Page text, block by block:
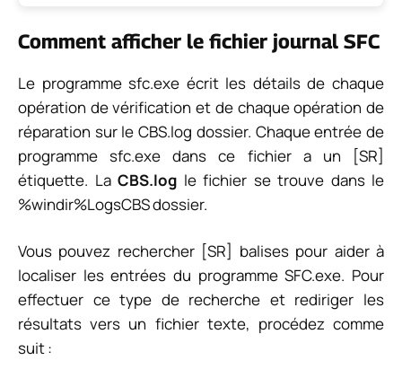
Comment afficher le fichier journal SFC
Le programme sfc.exe écrit les détails de chaque
opération de vérification et de chaque opération de
réparation sur leCBS.log dossier. Chaque entrée de
programme sfc.exe dans ce fichier a un [SR]
étiquette. La CBS.log le fichier se trouve dans le
%windir%LogsCBSdossier.
Vous pouvez rechercher [SR] balises pour aider à
localiser les entrées du programme SFC.exe. Pour
effectuer ce type de recherche et rediriger les
résultats vers un fichier texte, procédez comme
suit :